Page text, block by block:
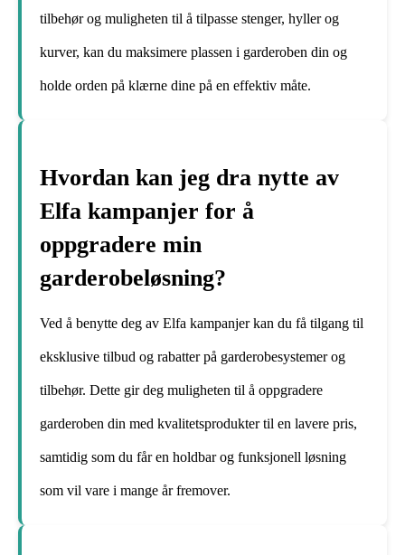
tilbehør og muligheten til å tilpasse stenger, hyller og
kurver, kan du maksimere plassen i garderoben din og
holde orden på klærne dine på en effektiv måte.
Hvordan kan jeg dra nytte av
Elfa kampanjer for å
oppgradere min
garderobeløsning?
Ved å benytte deg av Elfa kampanjer kan du få tilgang til
eksklusive tilbud og rabatter på garderobesystemer og
tilbehør. Dette gir deg muligheten til å oppgradere
garderoben din med kvalitetsprodukter til en lavere pris,
samtidig som du får en holdbar og funksjonell løsning
som vil vare i mange år fremover.